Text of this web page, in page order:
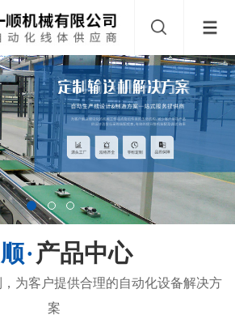
产品中心